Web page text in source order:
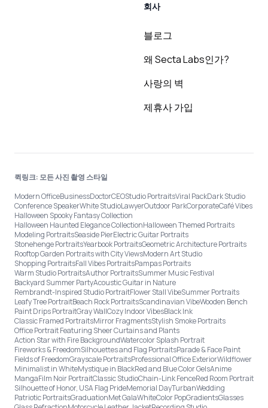
회사
블로그
왜 Secta Labs인가?
사랑의 벽
제휴사 가입
퀵링크: 모든 사진 촬영 스타일
Modern OfficeBusinessDoctorCEOStudio PortraitsViral PackDark Studio
Conference SpeakerWhite StudioLawyerOutdoor ParkCorporateCafé Vibes
Halloween Spooky Fantasy Collection
Halloween Haunted Elegance CollectionHalloween Themed Portraits
Modeling PortraitsSeaside PierElectric Guitar Portraits
Stonehenge PortraitsYearbook PortraitsGeometric Architecture Portraits
Rooftop Garden Portraits with City ViewsModern Art Studio
Shopping PortraitsFall Vibes PortraitsPampas Portraits
Warm Studio PortraitsAuthor PortraitsSummer Music Festival
Backyard Summer PartyAcoustic Guitar in Nature
Rembrandt-Inspired Studio PortraitFlower Stall VibeSummer Portraits
Leafy Tree PortraitBeach Rock PortraitsScandinavian VibeWooden Bench
Paint Drips PortraitGray WallCozy Indoor VibesBlack Ink
Classic Framed PortraitsMirror FragmentsStylish Smoke Portraits
Office Portrait Featuring Sheer Curtains and Plants
Action Star with Fire BackgroundWatercolor Splash Portrait
Fireworks & FreedomSilhouettes and Flag PortraitsParade & Face Paint
Fields of FreedomGrayscale PortraitsProfessional Office ExteriorWildflower
Minimalist in WhiteMystique in BlackRed and Blue Color GelsAnime
MangaFilm Noir PortraitClassic StudioChain-Link FenceRed Room Portrait
Silhouette of Honor, USA Flag PrideMemorial DayTurbanWedding
Patriotic PortraitsGraduationMet GalaWhiteColor PopGradientsGlasses